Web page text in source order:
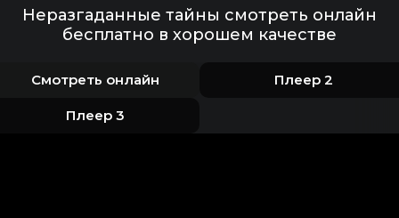
Неразгаданные тайны смотреть онлайн
бесплатно в хорошем качестве
Смотреть онлайн Плеер 2
Плеер 3